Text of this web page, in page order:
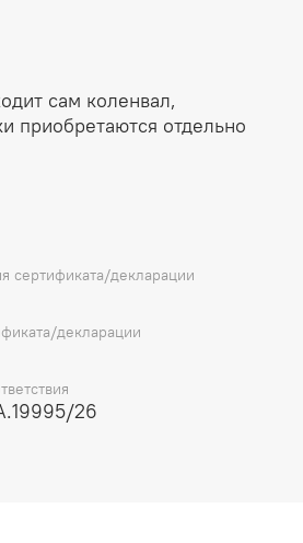
сам коленвал,
приобретаются отдельно
сертификата/декларации
декларации
26